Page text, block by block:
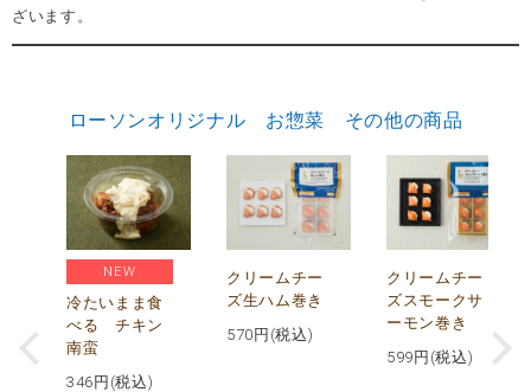
ざいます。
ローソンオリジナル お惣菜 その他の商品
NEW
冷たいまま食
べる チキン
南蛮
346 円(税込)
クリームチー
ズ生ハム巻き
570 円(税込)
クリームチー
ズスモークサ
ーモン巻き
599 円(税込)